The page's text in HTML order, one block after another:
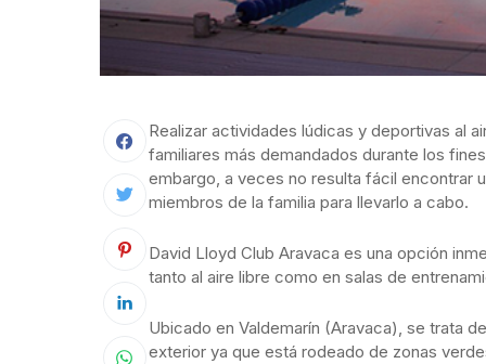
Realizar actividades lúdicas y deportivas al
familiares más demandados durante los
embargo, a veces no resulta fácil encontrar
miembros de la familia para llevarlo a cabo.
David Lloyd Club Aravaca es una opción
tanto al aire libre como en salas de
Ubicado en Valdemarín (Aravaca), se trata
exterior ya que está rodeado de zonas